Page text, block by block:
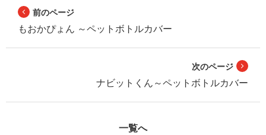
前のページ
もおかぴょん ～ペットボトルカバー
次のページ
ナビットくん～ペットボトルカバー
一覧へ